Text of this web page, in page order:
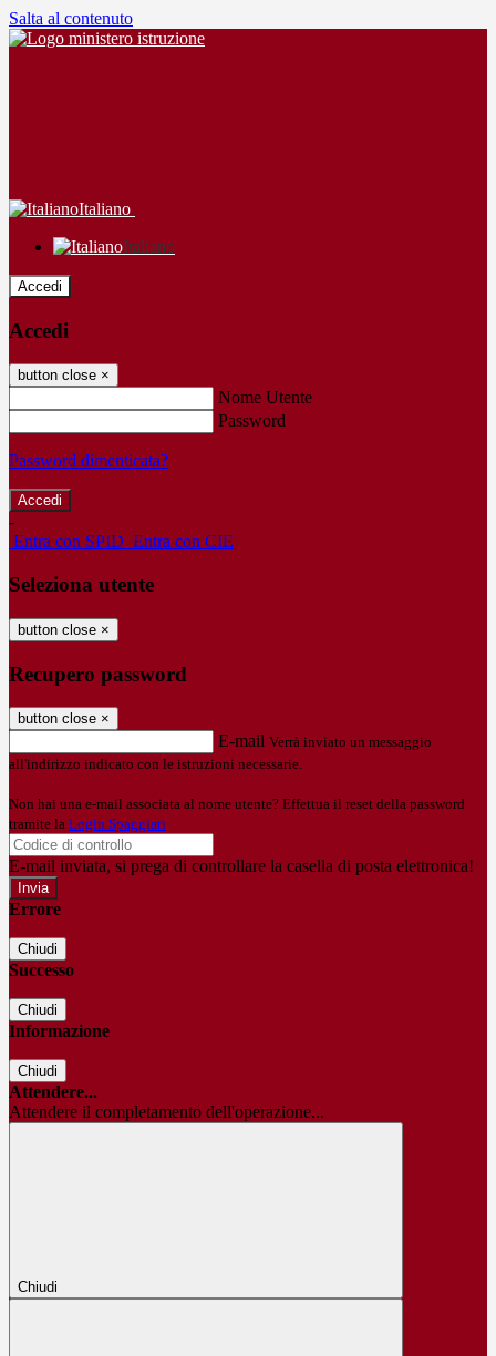
Salta al contenuto
Italiano
Italiano
Accedi
Accedi
button close ×
Nome Utente
Password
Password dimenticata?
-
Entra con SPID Entra con CIE
Seleziona utente
button close ×
Recupero password
button close ×
E-mail Verrà inviato un messaggio
all'indirizzo indicato con le istruzioni necessarie.
Non hai una e-mail associata al nome utente? Effettua il reset della password
tramite la Login Spaggiari
E-mail inviata, si prega di controllare la casella di posta elettronica!
Errore
Chiudi
Successo
Chiudi
Informazione
Chiudi
Attendere...
Attendere il completamento dell'operazione...
Chiudi